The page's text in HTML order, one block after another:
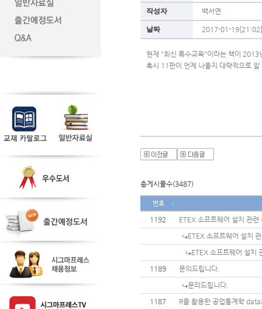
작성자 백서연
날짜 2017-01-19[21:02]
현재 "최신 특수교육"이라는 책이
혹시 11판이 언제 나올지 대략적으로
총게시물수(3487)
번호
1192
ETEX 소프트웨어 설치 관련
ETEX 소프트웨어 설치
ETEX 소프트웨어 설치
1189
문의드립니다.
문의드립니다.
1187
R을 활용한 공업통계학